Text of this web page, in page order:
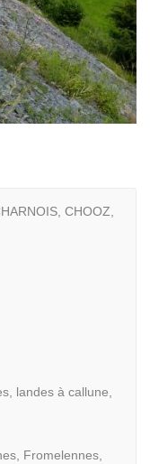
CHOOZ,
landes à callune,
Fromelennes,